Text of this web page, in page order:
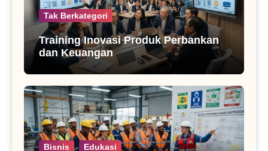
Tak Berkategori
Training Inovasi Produk Perbankan
dan Keuangan
Bisnis Edukasi